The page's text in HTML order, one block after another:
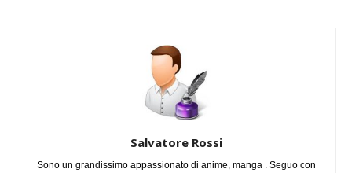
Salvatore Rossi
Sono un grandissimo appassionato di anime, manga . Seguo con